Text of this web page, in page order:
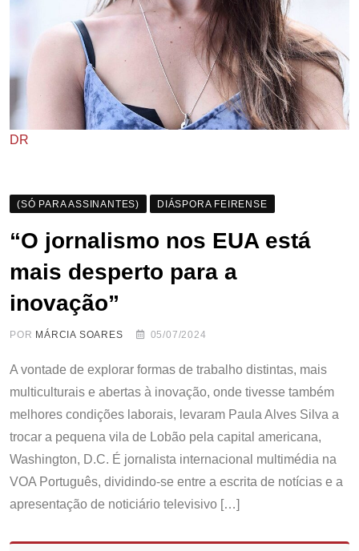
DR
(SÓ PARA ASSINANTES) DIÁSPORA FEIRENSE
“O jornalismo nos EUA está
mais desperto para a
inovação”
POR MÁRCIA SOARES 05/07/2024
A vontade de explorar formas de trabalho distintas, mais
multiculturais e abertas à inovação, onde tivesse também
melhores condições laborais, levaram Paula Alves Silva a
trocar a pequena vila de Lobão pela capital americana,
Washington, D.C. É jornalista internacional multimédia na
VOA Português, dividindo-se entre a escrita de notícias e a
apresentação de noticiário televisivo […]